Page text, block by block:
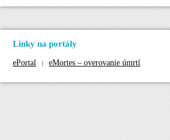
Linky na portály
ePortal | eMortes – overovanie úmrtí